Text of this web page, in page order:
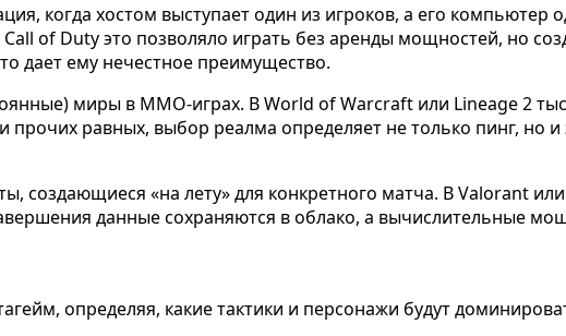
когда хостом выступает один из игроков, а его
of Duty это позволяло играть без аренды мощностей, но
дает ему нечестное преимущество.
миры в MMO-играх. В World of Warcraft или Lineage 2
прочих равных, выбор реалма определяет не только пинг, но
создающиеся «на лету» для конкретного матча. В Valorant
данные сохраняются в облако, а вычислительные
определяя, какие тактики и персонажи будут